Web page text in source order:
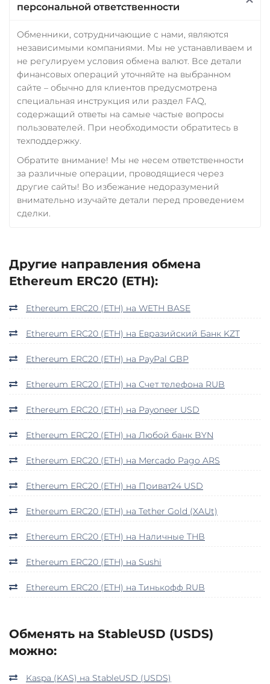
персональной ответственности
Обменники, сотрудничающие с нами, являются
независимыми компаниями. Мы не устанавливаем и
не регулируем условия обмена валют. Все детали
финансовых операций уточняйте на выбранном
сайте – обычно для клиентов предусмотрена
специальная инструкция или раздел FAQ,
содержащий ответы на самые частые вопросы
пользователей. При необходимости обратитесь в
техподдержку.
Обратите внимание! Мы не несем ответственности
за различные операции, проводящиеся через
другие сайты! Во избежание недоразумений
внимательно изучайте детали перед проведением
сделки.
Другие направления обмена
Ethereum ERC20 (ETH):
Ethereum ERC20 (ETH) на WETH BASE
Ethereum ERC20 (ETH) на Евразийский Банк KZT
Ethereum ERC20 (ETH) на PayPal GBP
Ethereum ERC20 (ETH) на Счет телефона RUB
Ethereum ERC20 (ETH) на Payoneer USD
Ethereum ERC20 (ETH) на Любой банк BYN
Ethereum ERC20 (ETH) на Mercado Pago ARS
Ethereum ERC20 (ETH) на Приват24 USD
Ethereum ERC20 (ETH) на Tether Gold (XAUt)
Ethereum ERC20 (ETH) на Наличные THB
Ethereum ERC20 (ETH) на Sushi
Ethereum ERC20 (ETH) на Тинькофф RUB
Обменять на StableUSD (USDS)
можно:
Kaspa (KAS) на StableUSD (USDS)